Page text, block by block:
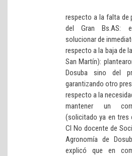
respecto a la falta de
del Gran Bs.AS:
solucionar de
respecto a la baja de
San Martín):
Dosuba sino del
garantizando otro
respecto a la
mantener un
(solicitado ya en tres
CI No docente de
Agronomía de
explicó que en